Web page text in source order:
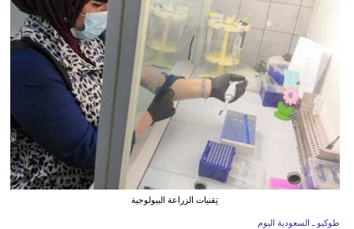
سياحة
وسفر
أخبار
إعلام
تعليم
تِقنيات الزراعة البيولوجية
طوكيو ـ السعودية اليوم